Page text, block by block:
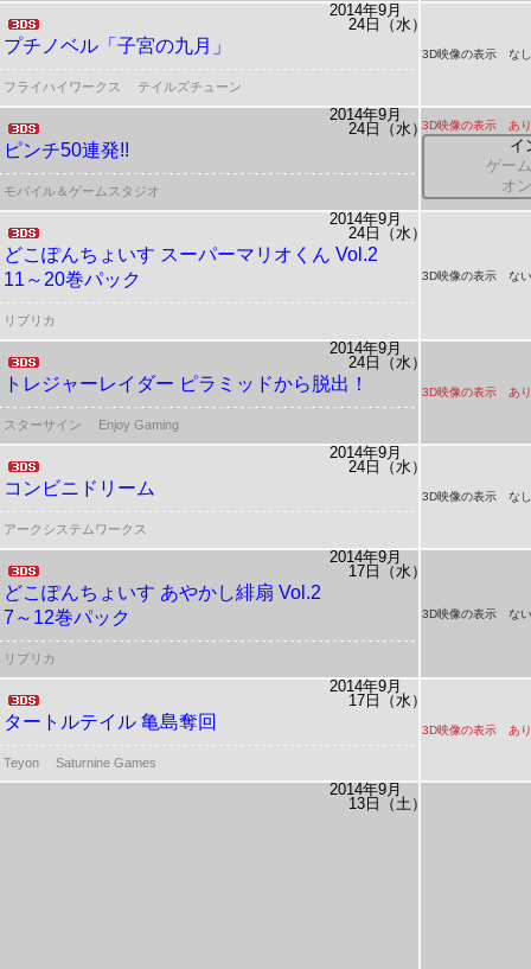
2014年9月
24日（水）
プチノベル「子宮の九月」 3D映像の表示 なし
フライハイワークス テイルズチューン
2014年9月
24日（水）
ピンチ50連発!!
3D映像の表示 あり
イ
ゲー
オ
モバイル＆ゲームスタジオ
2014年9月
24日（水）
どこぽんちょいす スーパーマリオくん Vol.2
11～20巻パック
3D映像の表示 な
リブリカ
2014年9月
24日（水）
トレジャーレイダー ピラミッドから脱出！ 3D映像の表示 あり
スターサイン Enjoy Gaming
2014年9月
24日（水）
コンビニドリーム 3D映像の表示 なし
アークシステムワークス
2014年9月
17日（水）
どこぽんちょいす あやかし緋扇 Vol.2
7～12巻パック
3D映像の表示 な
リブリカ
2014年9月
17日（水）
タートルテイル 亀島奪回 3D映像の表示 あり
Teyon Saturnine Games
2014年9月
13日（土）